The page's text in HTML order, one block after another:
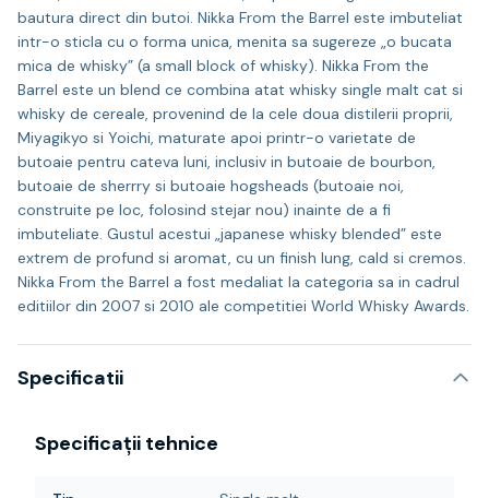
bautura direct din butoi. Nikka From the Barrel este imbuteliat
intr-o sticla cu o forma unica, menita sa sugereze „o bucata
mica de whisky” (a small block of whisky). Nikka From the
Barrel este un blend ce combina atat whisky single malt cat si
whisky de cereale, provenind de la cele doua distilerii proprii,
Miyagikyo si Yoichi, maturate apoi printr-o varietate de
butoaie pentru cateva luni, inclusiv in butoaie de bourbon,
butoaie de sherrry si butoaie hogsheads (butoaie noi,
construite pe loc, folosind stejar nou) inainte de a fi
imbuteliate. Gustul acestui „japanese whisky blended” este
extrem de profund si aromat, cu un finish lung, cald si cremos.
Nikka From the Barrel a fost medaliat la categoria sa in cadrul
editiilor din 2007 si 2010 ale competitiei World Whisky Awards.
Specificatii
Specificații tehnice